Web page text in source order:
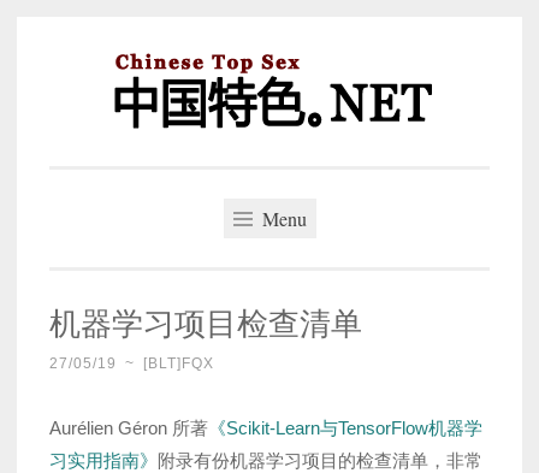
Menu
机器学习项目检查清单
27/05/19 ~ [BLT]FQX
Aurélien Géron 所著 《Scikit-Learn与TensorFlow机器学
习实用指南》 附录有份机器学习项目的检查清单，非常